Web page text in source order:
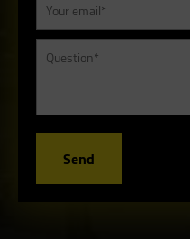
Send